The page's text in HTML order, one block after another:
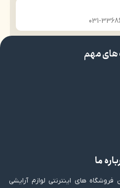
های مهم
ما
فروشگاه های اینترنتی لوازم آرایشی